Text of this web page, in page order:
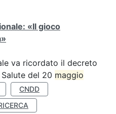
«Il gioco
va ricordato il decreto
del 20 maggio
CNDD